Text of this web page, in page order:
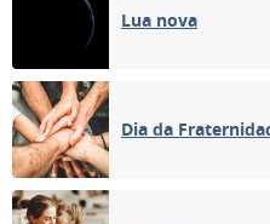
Lua nova
Dia da